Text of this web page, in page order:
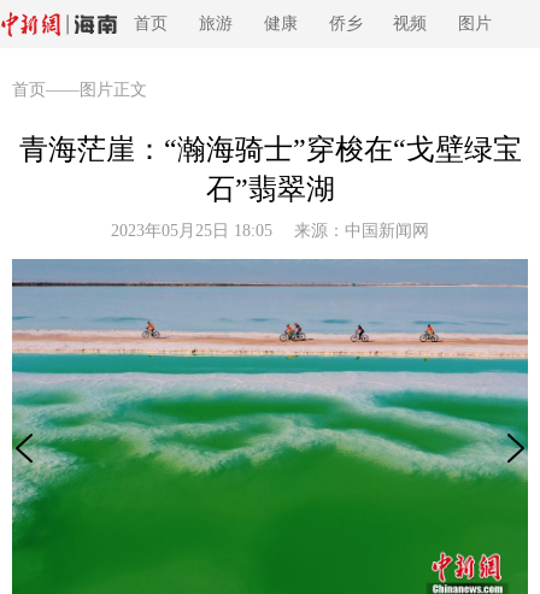
首页 旅游 健康 侨乡 视频 图片
首页 ——图片正文
青海茫崖：“瀚海骑士”穿梭在“戈壁绿宝
石”翡翠湖
2023年05月25日 18:05 来源： 中国新闻网